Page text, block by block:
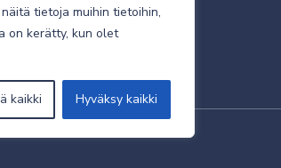
tietoja muihin tietoihin,
on kerätty, kun olet
kaikki Hyväksy kaikki
Sähköpostikartoitus
Valvottu tietoturva 24/7